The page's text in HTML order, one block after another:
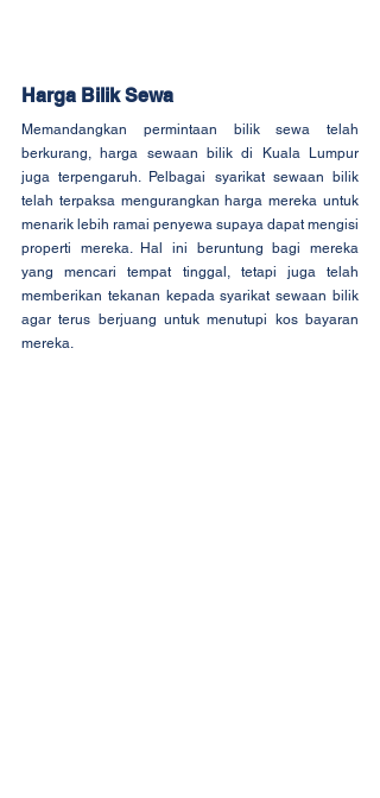
Harga Bilik Sewa
Memandangkan permintaan bilik sewa telah
berkurang, harga sewaan bilik di Kuala Lumpur
juga terpengaruh. Pelbagai syarikat sewaan bilik
telah terpaksa mengurangkan harga mereka untuk
menarik lebih ramai penyewa supaya dapat mengisi
properti mereka. Hal ini beruntung bagi mereka
yang mencari tempat tinggal, tetapi juga telah
memberikan tekanan kepada syarikat sewaan bilik
agar terus berjuang untuk menutupi kos bayaran
mereka.